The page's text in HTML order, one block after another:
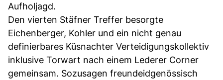
Aufholjagd.
Den vierten Stäfner Treffer besorgte
Eichenberger, Kohler und ein nicht genau
definierbares Küsnachter Verteidigungskollektiv
inklusive Torwart nach einem Lederer Corner
gemeinsam. Sozusagen freundeidgenössisch